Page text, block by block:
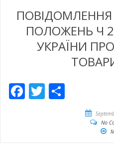
ПОЛОЖЕНЬ Ч
УКРАЇНИ
Facebook
Twitter
No